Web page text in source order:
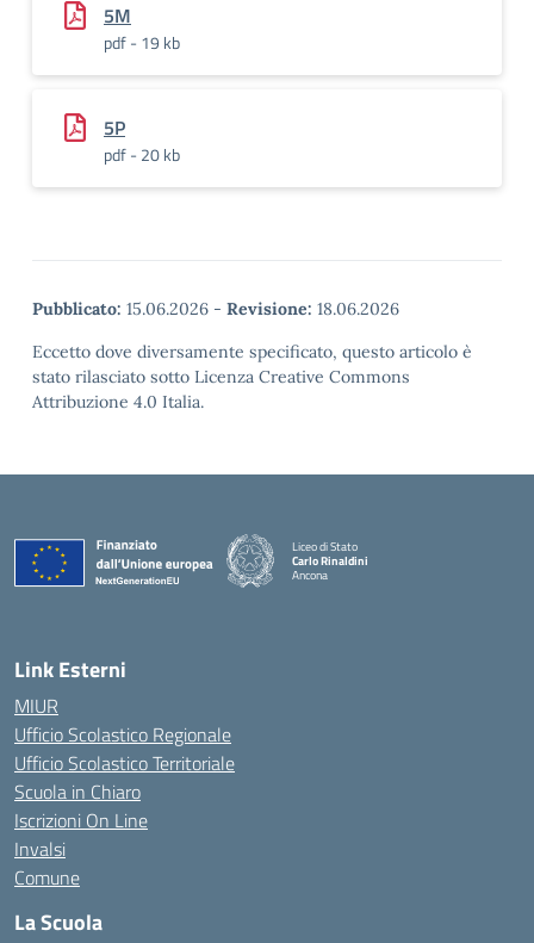
5M
pdf - 19 kb
5P
pdf - 20 kb
Pubblicato: 15.06.2026 - Revisione: 18.06.2026
Eccetto dove diversamente specificato, questo articolo è
stato rilasciato sotto Licenza Creative Commons
Attribuzione 4.0 Italia.
Liceo di Stato
Carlo Rinaldini
Ancona
Link Esterni
MIUR
Ufficio Scolastico Regionale
Ufficio Scolastico Territoriale
Scuola in Chiaro
Iscrizioni On Line
Invalsi
Comune
La Scuola